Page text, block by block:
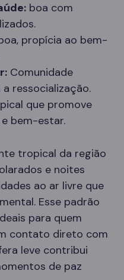
boa com
propícia ao bem-
Comunidade
ressocialização.
que promove
bem-estar.
tropical da região
e noites
ao ar livre que
Esse padrão
para quem
contato direto com
leve contribui
de paz